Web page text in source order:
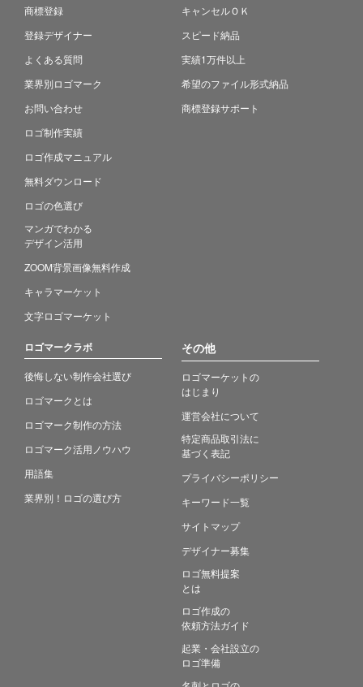
商標登録
登録デザイナー
よくある質問
業界別ロゴマーク
お問い合わせ
ロゴ制作実績
ロゴ作成マニュアル
無料ダウンロード
ロゴの色選び
マンガでわかる
デザイン活用
ZOOM背景画像無料作成
キャラマーケット
文字ロゴマーケット
キャンセルＯＫ
スピード納品
実績1万件以上
希望のファイル形式納品
商標登録サポート
ロゴマークラボ
後悔しない制作会社選び
ロゴマークとは
ロゴマーク制作の方法
ロゴマーク活用ノウハウ
用語集
業界別！ロゴの選び方
その他
ロゴマーケットの
はじまり
運営会社について
特定商品取引法に
基づく表記
プライバシーポリシー
キーワード一覧
サイトマップ
デザイナー募集
ロゴ無料提案
とは
ロゴ作成の
依頼方法ガイド
起業・会社設立の
ロゴ準備